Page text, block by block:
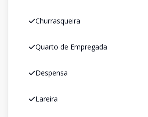
Churrasqueira
Quarto de Empregada
Despensa
Lareira